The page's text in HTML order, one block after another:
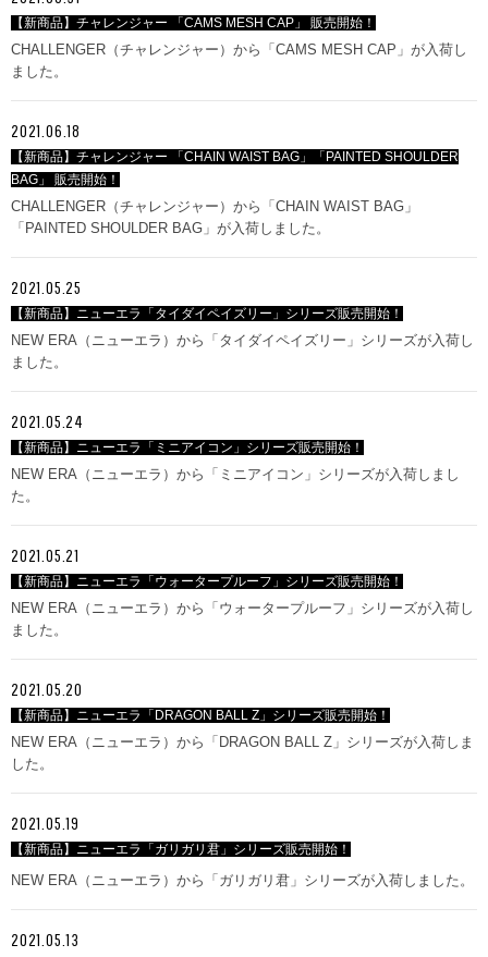
【新商品】チャレンジャー 「CAMS MESH CAP」 販売開始！
CHALLENGER（チャレンジャー）から「CAMS MESH CAP」が入荷し
ました。
2021.06.18
【新商品】チャレンジャー 「CHAIN WAIST BAG」「PAINTED SHOULDER
BAG」 販売開始！
CHALLENGER（チャレンジャー）から「CHAIN WAIST BAG」
「PAINTED SHOULDER BAG」が入荷しました。
2021.05.25
【新商品】ニューエラ「タイダイペイズリー」シリーズ販売開始！
NEW ERA（ニューエラ）から「タイダイペイズリー」シリーズが入荷し
ました。
2021.05.24
【新商品】ニューエラ「ミニアイコン」シリーズ販売開始！
NEW ERA（ニューエラ）から「ミニアイコン」シリーズが入荷しまし
た。
2021.05.21
【新商品】ニューエラ「ウォータープルーフ」シリーズ販売開始！
NEW ERA（ニューエラ）から「ウォータープルーフ」シリーズが入荷し
ました。
2021.05.20
【新商品】ニューエラ「DRAGON BALL Z」シリーズ販売開始！
NEW ERA（ニューエラ）から「DRAGON BALL Z」シリーズが入荷しま
した。
2021.05.19
【新商品】ニューエラ「ガリガリ君」シリーズ販売開始！
NEW ERA（ニューエラ）から「ガリガリ君」シリーズが入荷しました。
2021.05.13